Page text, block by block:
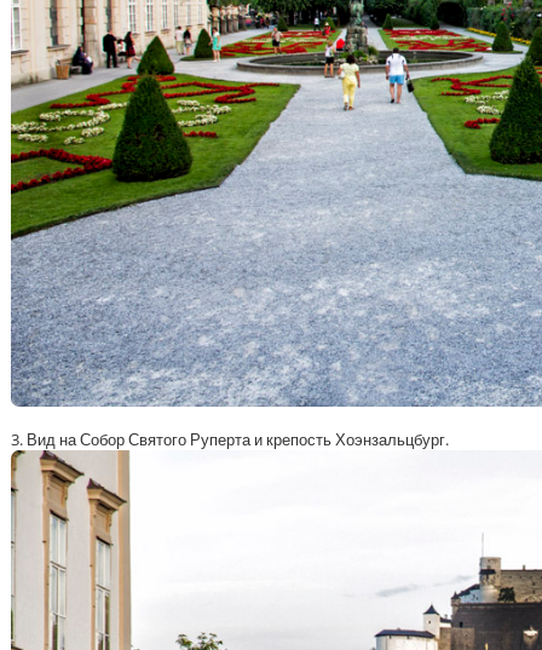
3. Вид на Собор Святого Руперта и крепость Хоэнзальцбург.